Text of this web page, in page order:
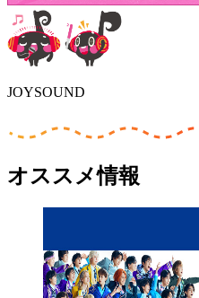
JOYSOUND
オススメ情報